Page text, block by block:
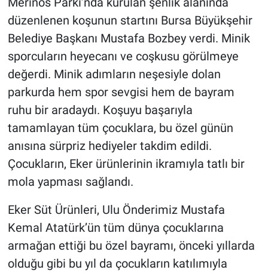
düzenlenen koşunun startını Bursa Büyükşehir
Belediye Başkanı Mustafa Bozbey verdi. Minik
sporcuların heyecanı ve coşkusu görülmeye
değerdi. Minik adımların neşesiyle dolan
parkurda hem spor sevgisi hem de bayram
ruhu bir aradaydı. Koşuyu başarıyla
tamamlayan tüm çocuklara, bu özel günün
anısına sürpriz hediyeler takdim edildi.
Çocukların, Eker ürünlerinin ikramıyla tatlı bir
mola yapması sağlandı.
Eker Süt Ürünleri, Ulu Önderimiz Mustafa
Kemal Atatürk’ün tüm dünya çocuklarına
armağan ettiği bu özel bayramı, önceki yıllarda
olduğu gibi bu yıl da çocukların katılımıyla